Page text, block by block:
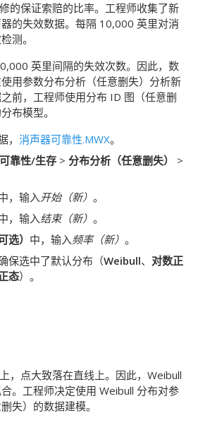
的保证索赔的比率。工程师收集了新
的失效数据。每隔 10,000 英里对消
测。
英里间隔的失效次数。因此，数
用参数分布分析（任意删失）分析新
前，工程师使用分布 ID 图（任意删
布模型。
， 消声器可靠性.MWX。
可靠性/生存 > 分布分析（任意删失）
>
，输入开始（新） 。
，输入结束（新） 。
选） 中，输入频率（新） 。
保选中了默认分布（Weibull、 对数正
态）。
，点大致落在直线上。因此，Weibull
。工程师决定使用 Weibull 分布对参
失）的数据建模。